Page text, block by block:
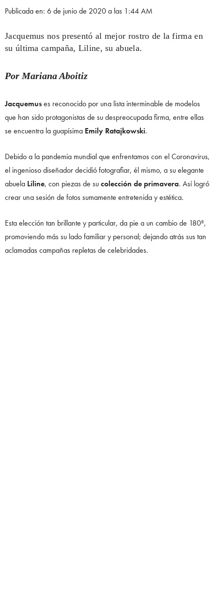
Publicada en: 6 de junio de 2020 a las 1:44 AM
Jacquemus nos presentó al mejor rostro de la firma en
su última campaña, Liline, su abuela.
Por Mariana Aboitiz
Jacquemuses reconocido por una lista interminable de modelos
que han sido protagonistas de su despreocupada firma, entre ellas
se encuentra la guapísima Emily Ratajkowski.
Debido a la pandemia mundial que enfrentamos con el Coronavirus,
el ingenioso diseñador decidió fotografiar, él mismo, a su elegante
abuela Liline, con piezas de sucolección de primavera. Así logró
crear una sesión de fotos sumamente entretenida y estética.
Esta elección tan brillante y particular, da pie a un cambio de 180º,
promoviendo más su lado familiar y personal; dejando atrás sus tan
aclamadas campañas repletas de celebridades.